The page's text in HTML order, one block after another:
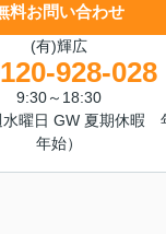
料お問い合わせ
(有)輝広
928-028
9:30～18:30
水曜日 GW 夏期休暇
年始）